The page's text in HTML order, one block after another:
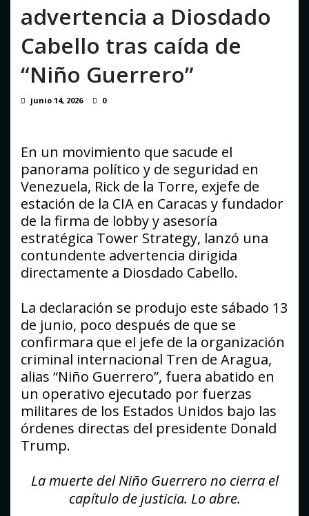
impulsado por el auge de...
agosto 6, 2026
advertencia a Diosdado
Cabello tras caída de
“Niño Guerrero”
junio 14, 2026 0
En un movimiento que sacude el
panorama político y de seguridad en
Venezuela, Rick de la Torre, exjefe de
estación de la CIA en Caracas y fundador
de la firma de lobby y asesoría
estratégica Tower Strategy, lanzó una
contundente advertencia dirigida
directamente a Diosdado Cabello.
La declaración se produjo este sábado 13
de junio, poco después de que se
confirmara que el jefe de la organización
criminal internacional Tren de Aragua,
alias “Niño Guerrero”, fuera abatido en
un operativo ejecutado por fuerzas
militares de los Estados Unidos bajo las
órdenes directas del presidente Donald
Trump.
La muerte del Niño Guerrero no cierra el
capítulo de justicia. Lo abre.